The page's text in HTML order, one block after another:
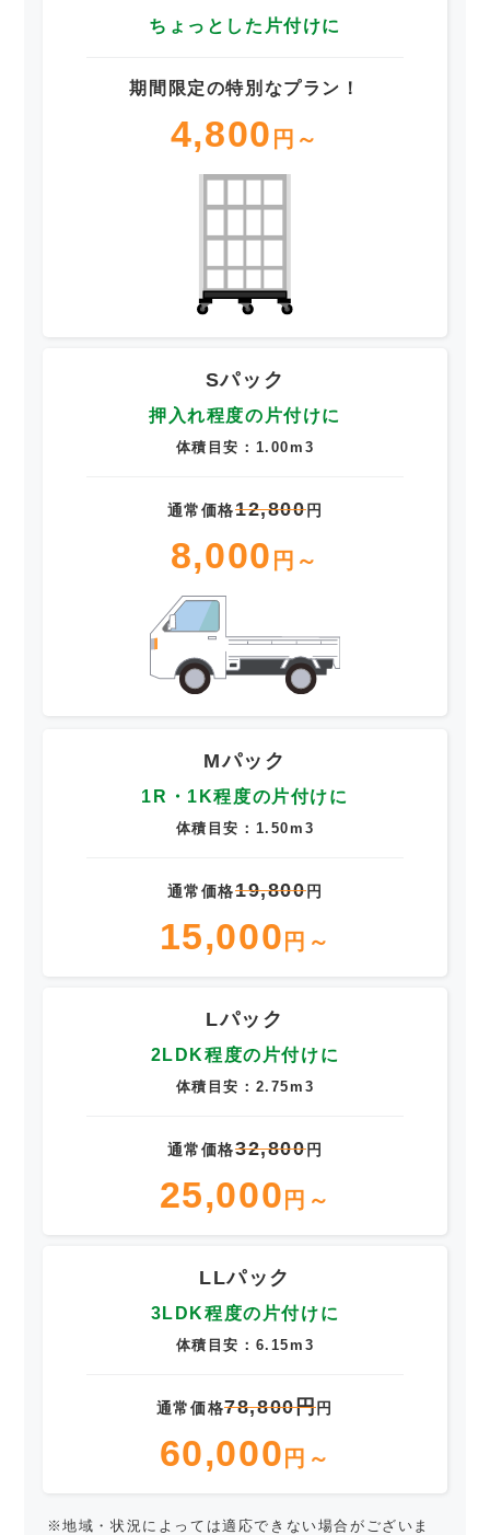
ちょっとした片付けに
期間限定の特別なプラン！
4,800 円～
Sパック
押入れ程度の片付けに
体積目安：1.00m3
通常価格12,800円
8,000 円～
Mパック
1R・1K程度の片付けに
体積目安：1.50m3
通常価格19,800円
15,000 円～
Lパック
2LDK程度の片付けに
体積目安：2.75m3
通常価格32,800円
25,000 円～
LLパック
3LDK程度の片付けに
体積目安：6.15m3
通常価格78,800円円
60,000 円～
※地域・状況によっては適応できない場合がございま